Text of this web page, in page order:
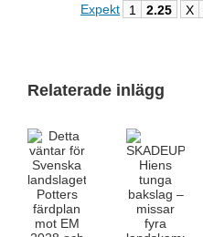
Expekt 1 2.25 X
Relaterade inlägg